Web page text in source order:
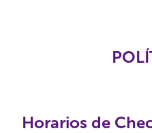
Horarios de